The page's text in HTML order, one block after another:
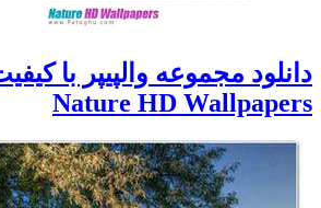
دانلود مجموعه والپیپر با
Nature HD Wallpapers